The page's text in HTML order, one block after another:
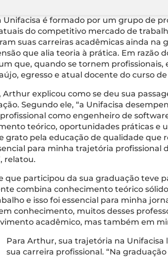
é formado por um grupo de
do competitivo mercado de
suas carreiras acadêmicas ainda
que alia teoria à prática. Em razão
que, quando se tornem
egresso e atual docente do curso
explicou como se deu sua
Segundo ele, “a Unifacisa
como engenheiro de
teórico, oportunidades práticas e
grato pela educação de qualidade que
para minha trajetória profissional
relatou.
que participou da sua graduação teve
combina conhecimento teórico
e isso foi essencial para minha
conhecimento, muitos desses
acadêmico, mas também em
Para Arthur, sua trajetória na
sua carreira profissional. “Na